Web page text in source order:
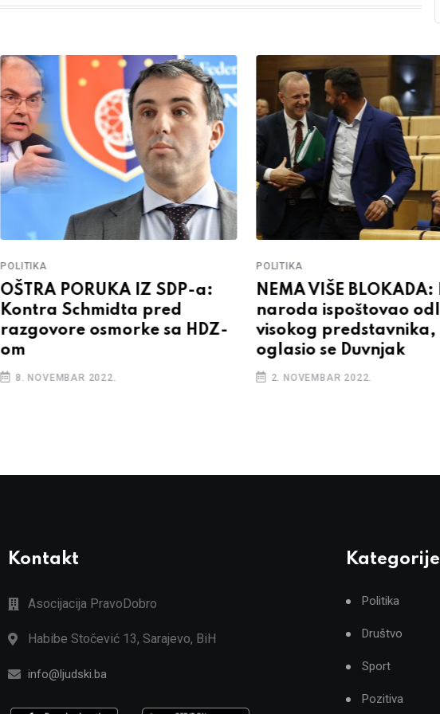
POLITIKA
OŠTRA PORUKA IZ SDP-a:
Kontra Schmidta pred
razgovore osmorke sa HDZ-
om
8. NOVEMBAR 2022.
POLITIKA
NEMA VIŠE BLOKADA:
naroda ispoštovao
visokog predstavnika,
oglasio se Duvnjak
2. NOVEMBAR 2022.
Kontakt
Asocijacija PravoDobro
Habibe Stočević 13, Sarajevo, BiH
info@ljudski.ba
Kategorije
Politika
Društvo
Sport
Pozitiva